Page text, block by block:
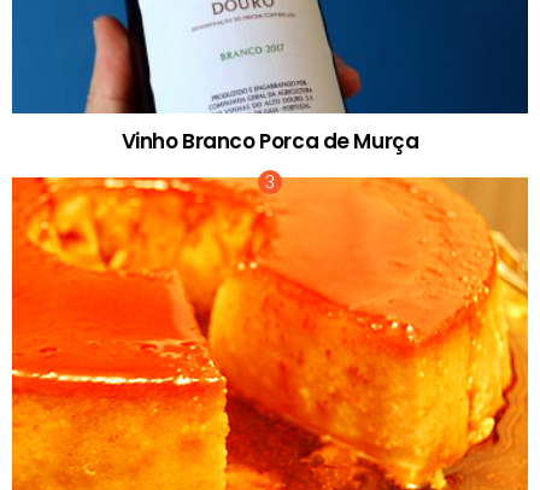
Vinho Branco Porca de Murça